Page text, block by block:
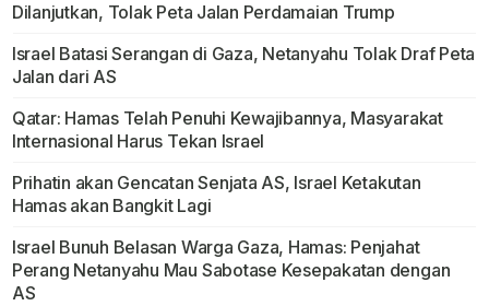
Dilanjutkan, Tolak Peta Jalan Perdamaian Trump
Israel Batasi Serangan di Gaza, Netanyahu Tolak Draf Peta
Jalan dari AS
Qatar: Hamas Telah Penuhi Kewajibannya, Masyarakat
Internasional Harus Tekan Israel
Prihatin akan Gencatan Senjata AS, Israel Ketakutan
Hamas akan Bangkit Lagi
Israel Bunuh Belasan Warga Gaza, Hamas: Penjahat
Perang Netanyahu Mau Sabotase Kesepakatan dengan
AS